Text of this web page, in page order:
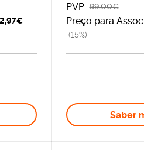
2,97€
PVP 99,00€
Preço para
(15%)
Saber